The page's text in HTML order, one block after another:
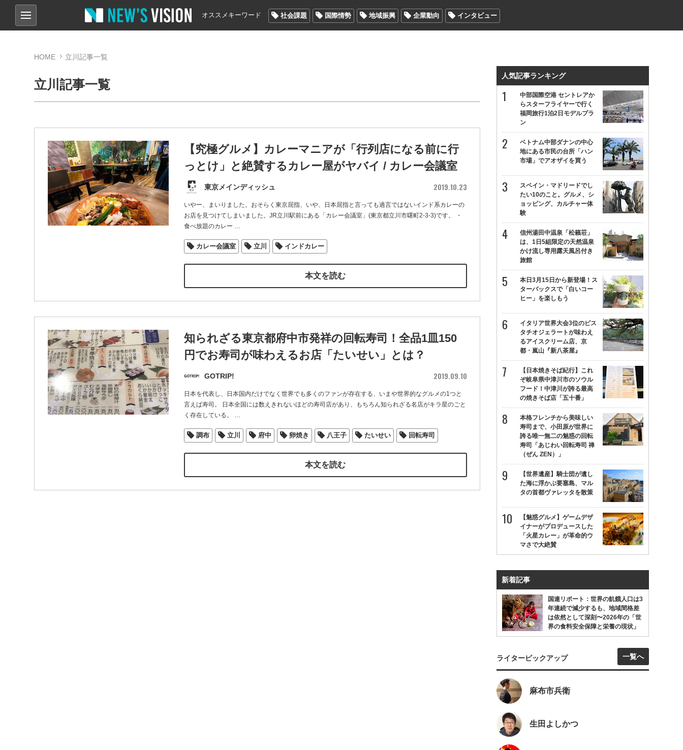
オススメキーワード 社会課題 国際情勢 地域振興 企業動向 インタビュー
HOME 立川記事一覧
立川記事一覧
【究極グルメ】カレーマニアが「行列店になる前に行
っとけ」と絶賛するカレー屋がヤバイ / カレー会議室
東京メインディッシュ 2019.10.23
いやー、まいりました。おそらく東京屈指、いや、日本屈指と言っても過言ではないインド系カレーの
お店を見つけてしまいました。JR立川駅前にある「カレー会議室」(東京都立川市曙町2-3-3)です。 ・
食べ放題のカレー …
カレー会議室 立川 インドカレー
本文を読む
知られざる東京都府中市発祥の回転寿司！全品1皿150
円でお寿司が味わえるお店「たいせい」とは？
GOTRIP! 2019.09.10
日本を代表し、日本国内だけでなく世界でも多くのファンが存在する、いまや世界的なグルメの1つと
言えば寿司。 日本全国には数えきれないほどの寿司店があり、もちろん知られざる名店がキラ星のごと
く存在している。
…
調布 立川 府中 卵焼き 八王子 たいせい 回転寿司
本文を読む
人気記事ランキング
中部国際空港 セントレアか
らスターフライヤーで行く
福岡旅行1泊2日モデルプラ
ン
ベトナム中部ダナンの中心
地にある市民の台所「ハン
市場」でアオザイを買う
スペイン・マドリードでし
たい10のこと。グルメ、シ
ョッピング、カルチャー体
験
信州湯田中温泉「松籟荘」
は、1日5組限定の天然温泉
かけ流し専用露天風呂付き
旅館
本日3月15日から新登場！ス
ターバックスで「白いコー
ヒー」を楽しもう
イタリア世界大会3位のピス
タチオジェラートが味わえ
るアイスクリーム店、京
都・嵐山『新八茶屋』
【日本焼きそば紀行】これ
ぞ岐阜県中津川市のソウル
フード！中津川が誇る最高
の焼きそば店「五十番」
本格フレンチから美味しい
寿司まで、小田原が世界に
誇る唯一無二の魅惑の回転
寿司「あじわい回転寿司 禅
（ぜん ZEN）」
【世界遺産】騎士団が遺し
た海に浮かぶ要塞島、マル
タの首都ヴァレッタを散策
【魅惑グルメ】ゲームデザ
イナーがプロデュースした
「火星カレー」が革命的ウ
マさで大絶賛
新着記事
国連リポート：世界の飢餓人口は3
年連続で減少するも、地域間格差
は依然として深刻〜2026年の「世
界の食料安全保障と栄養の現状」
ライターピックアップ 一覧へ
麻布市兵衛
生田よしかつ